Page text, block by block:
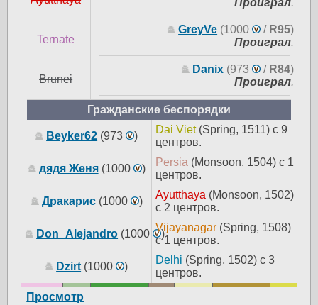
Ternate
GreyVe (1000 / R95)
Проиграл.
Brunei
Danix (973 / R84)
Проиграл.
Гражданские беспорядки
Beyker62 (973 )
Dai Viet(Spring, 1511) с 9
центров.
дядя Женя (1000 )
Persia (Monsoon, 1504) с 1
центров.
Дракарис (1000 )
Ayutthaya (Monsoon, 1502)
с 2 центров.
Don_Alejandro (1000 )
Vijayanagar (Spring, 1508)
с 1 центров.
Dzirt (1000 )
Delhi (Spring, 1502) с 3
центров.
Просмотр